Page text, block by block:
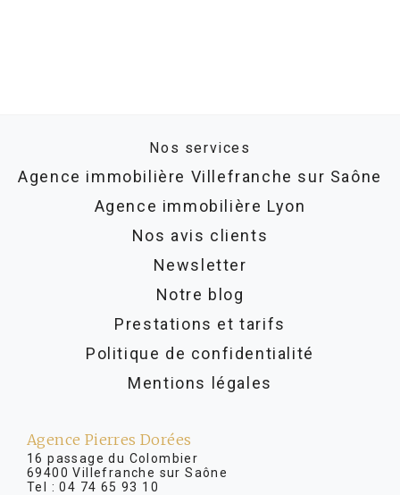
Nos services
Agence immobilière Villefranche sur Saône
Agence immobilière Lyon
Nos avis clients
Newsletter
Notre blog
Prestations et tarifs
Politique de confidentialité
Mentions légales
Agence Pierres Dorées
16 passage du Colombier
69400 Villefranche sur Saône
Tel :04 74 65 93 10